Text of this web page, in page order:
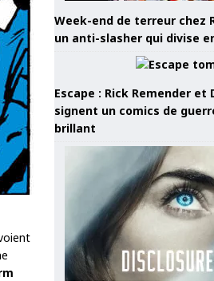
Week-end de terreur chez
un anti-slasher qui divise
Escape : Rick Remender et
signent un comics de
brillant